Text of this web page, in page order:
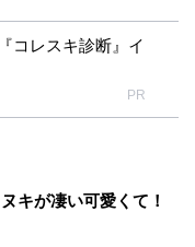
コレスキ診断』イ
PR
キが凄い可愛くて！